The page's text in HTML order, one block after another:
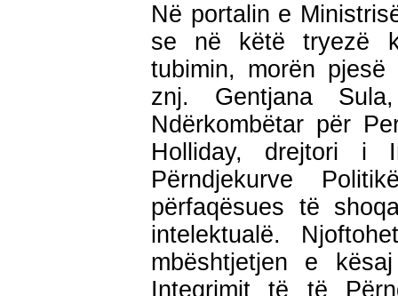
Në portalin e
se në këtë tryezë
tubimin, morën pjesë
znj. Gentjana
Ndërkombëtar për
Holliday, drejtori i
Përndjekurve
përfaqësues të
intelektualë.
mbështjetjen e
Integrimit të të